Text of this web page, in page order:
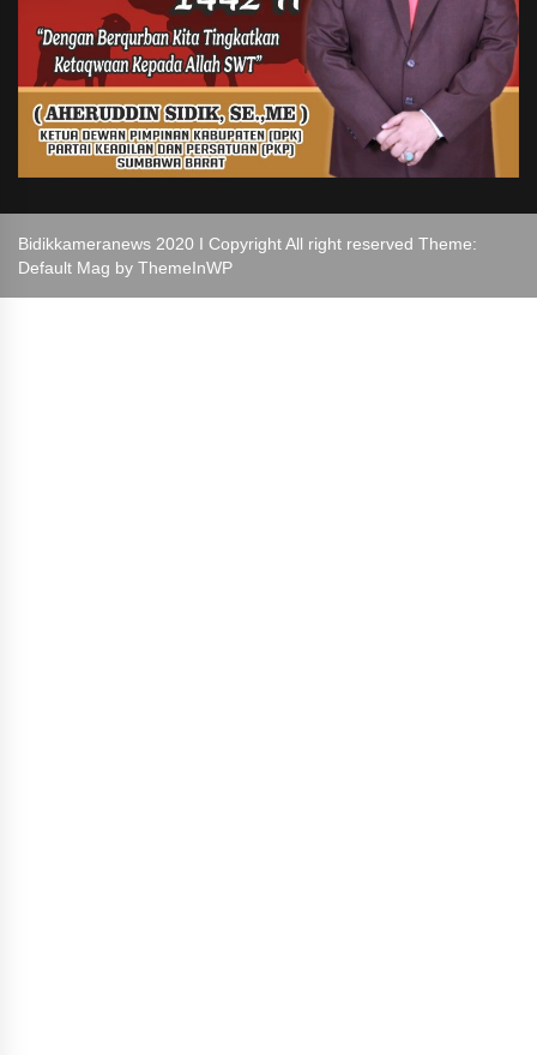
Bidikkameranews 2020 I Copyright All right reserved Theme:
Default Mag by ThemeInWP